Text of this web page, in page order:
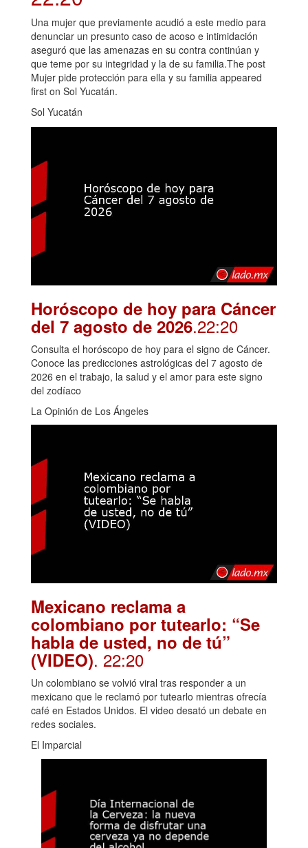
Una mujer que previamente acudió a este medio para
denunciar un presunto caso de acoso e intimidación
aseguró que las amenazas en su contra continúan y
que teme por su integridad y la de su familia.The post
Mujer pide protección para ella y su familia appeared
first on Sol Yucatán.
Sol Yucatán
Horóscopo de hoy para Cáncer
del 7 agosto de 2026.22:20
Consulta el horóscopo de hoy para el signo de Cáncer.
Conoce las predicciones astrológicas del 7 agosto de
2026 en el trabajo, la salud y el amor para este signo
del zodíaco
La Opinión de Los Ángeles
Mexicano reclama a
colombiano por tutearlo: “Se
habla de usted, no de tú”
(VIDEO). 22:20
Un colombiano se volvió viral tras responder a un
mexicano que le reclamó por tutearlo mientras ofrecía
café en Estados Unidos. El video desató un debate en
redes sociales.
El Imparcial